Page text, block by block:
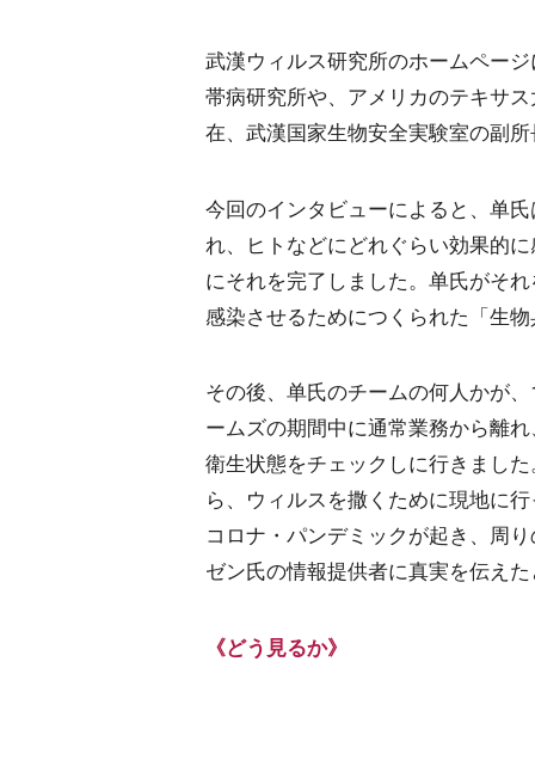
武漢ウィルス研究所のホームペー
帯病研究所や、アメリカのテキサ
在、武漢国家生物安全実験室の副
今回のインタビューによると、单
れ、ヒトなどにどれぐらい効果的
にそれを完了しました。单氏がそ
感染させるためにつくられた「生
その後、单氏のチームの何人かが
ームズの期間中に通常業務から離
衛生状態をチェックしに行きまし
ら、ウィルスを撒くために現地に
コロナ・パンデミックが起き、周
ゼン氏の情報提供者に真実を伝え
《どう見るか》